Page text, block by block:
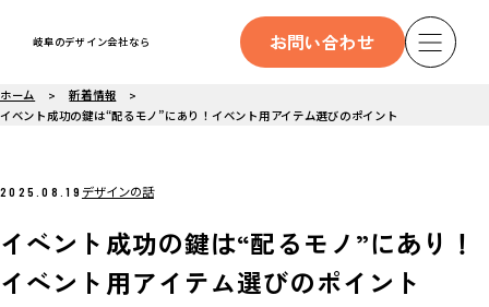
岐阜のデザイン会社なら お問い合わせ
ホーム
新着情報
イベント成功の鍵は“配るモノ”にあり！イベント用アイテム選びのポイント
2025.08.19 デザインの話
イベント成功の鍵は“配るモノ”にあり！
イベント用アイテム選びのポイント